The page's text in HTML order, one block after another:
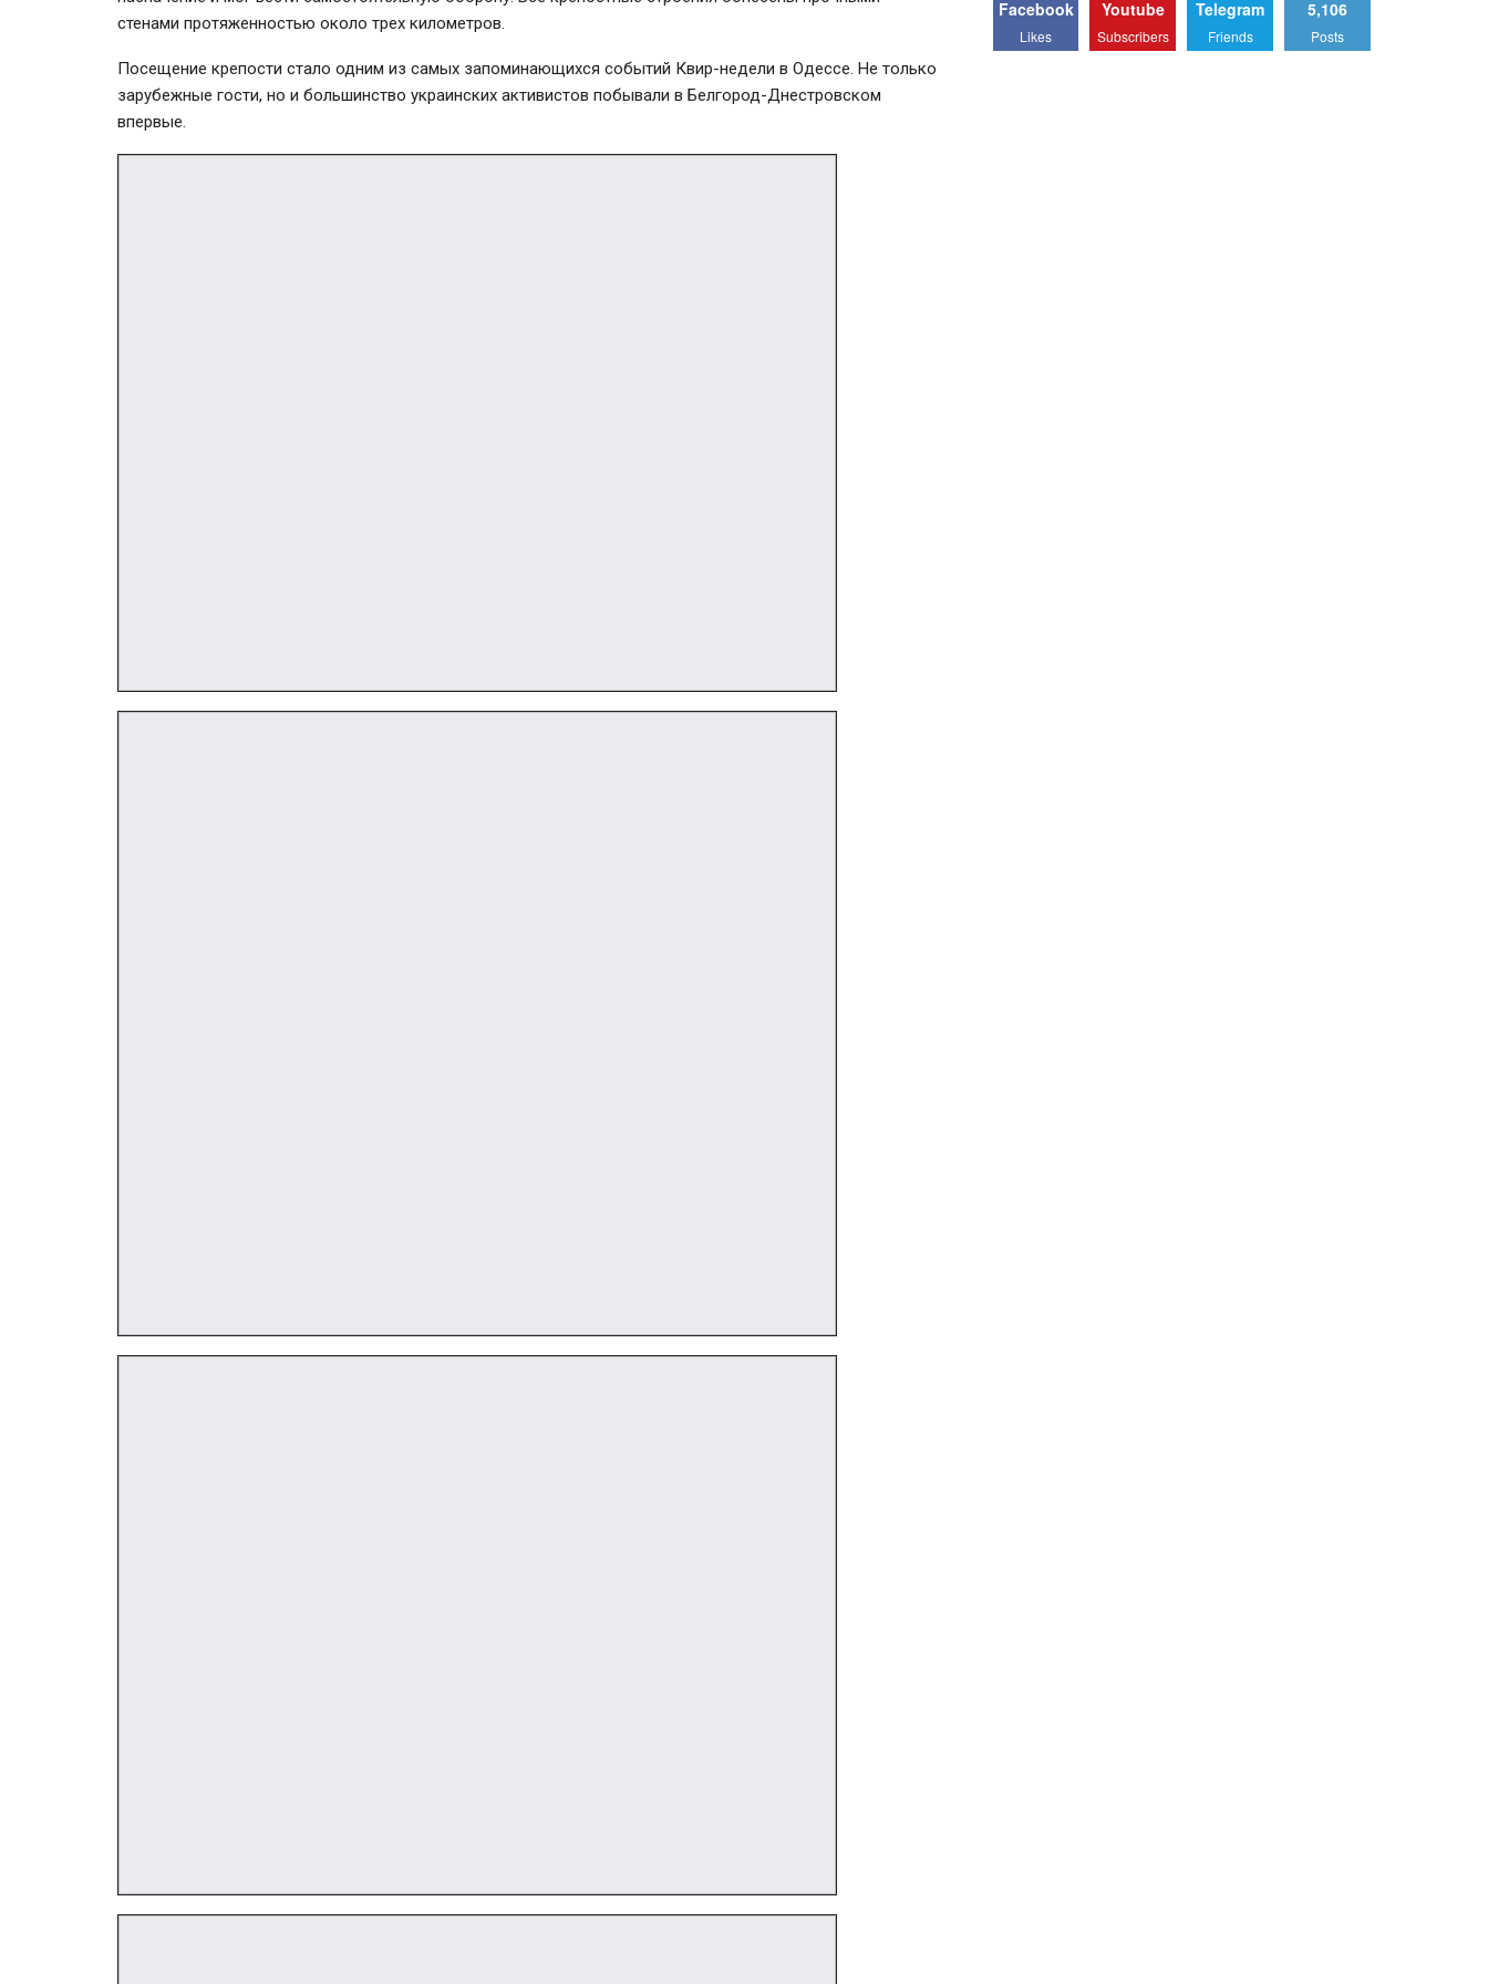
стенами протяженностью около трех километров.
Посещение крепости стало одним из самых запоминающихся событий Квир-недели в Одессе. Не только
зарубежные гости, но и большинство украинских активистов побывали в Белгород-Днестровском
впервые.
Facebook
Likes
Youtube
Subscribers
Telegram
Friends
5,106
Posts